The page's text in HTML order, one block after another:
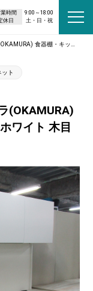
時間
9:00～18:00
休日
土・日・祝
キャビネット ホワイト 木目（ナチュラル）
ト
(OKAMURA)
ワイト 木目